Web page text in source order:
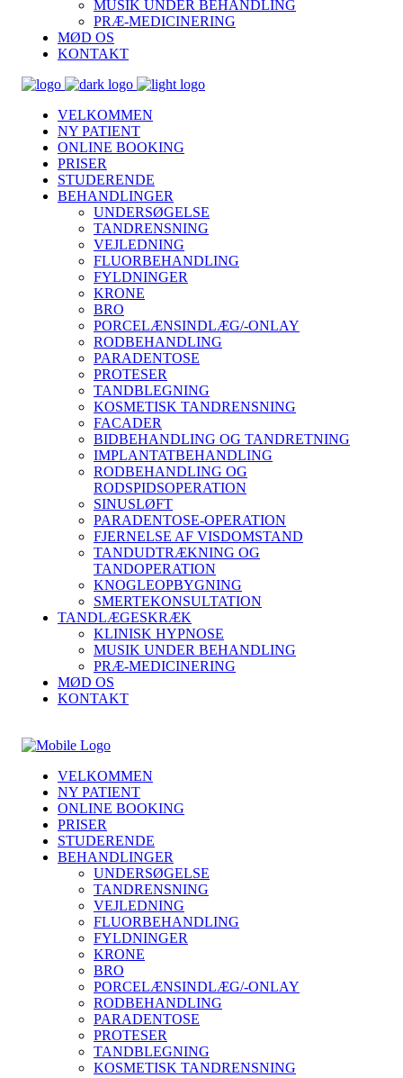
MUSIK UNDER BEHANDLING
PRÆ-MEDICINERING
MØD OS
KONTAKT
VELKOMMEN
NY PATIENT
ONLINE BOOKING
PRISER
STUDERENDE
BEHANDLINGER
UNDERSØGELSE
TANDRENSNING
VEJLEDNING
FLUORBEHANDLING
FYLDNINGER
KRONE
BRO
PORCELÆNSINDLÆG/-ONLAY
RODBEHANDLING
PARADENTOSE
PROTESER
TANDBLEGNING
KOSMETISK TANDRENSNING
FACADER
BIDBEHANDLING OG TANDRETNING
IMPLANTATBEHANDLING
RODBEHANDLING OG
RODSPIDSOPERATION
SINUSLØFT
PARADENTOSE-OPERATION
FJERNELSE AF VISDOMSTAND
TANDUDTRÆKNING OG
TANDOPERATION
KNOGLEOPBYGNING
SMERTEKONSULTATION
TANDLÆGESKRÆK
KLINISK HYPNOSE
MUSIK UNDER BEHANDLING
PRÆ-MEDICINERING
MØD OS
KONTAKT
VELKOMMEN
NY PATIENT
ONLINE BOOKING
PRISER
STUDERENDE
BEHANDLINGER
UNDERSØGELSE
TANDRENSNING
VEJLEDNING
FLUORBEHANDLING
FYLDNINGER
KRONE
BRO
PORCELÆNSINDLÆG/-ONLAY
RODBEHANDLING
PARADENTOSE
PROTESER
TANDBLEGNING
KOSMETISK TANDRENSNING